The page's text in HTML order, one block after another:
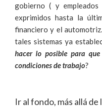
gobierno ( y
exprimidos hasta la
financiero y el
tales sistemas ya
hacer lo posible para
condiciones de trabajo?
Ir al fondo, más allá de